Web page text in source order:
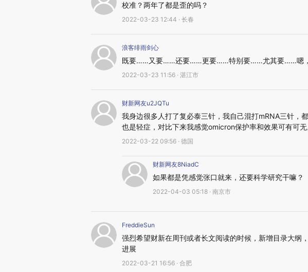
校准？两年了都是歪的吗？
2022-03-23 12:44 · 长春
浪客绯雨剑心
既要……又要……还要……更要……特别要……尤其要……嗯，
2022-03-23 11:56 · 湛江市
财新网友u2JQTu
我身边很多人打了复必泰三针，我自己混打mRNA三针，
也是轻症，对比下来我感觉omicron保护率和效果可有可无
2022-03-22 09:56 · 德国
财新网友8NiadC
如果都是凭感觉张口就来，还要科学研究干嘛？
2022-04-03 05:18 · 南京市
FreddieSun
强烈希望财新在周刊或者长文阅读的时候，新增目录大纲
进展
2022-03-21 16:56 · 合肥